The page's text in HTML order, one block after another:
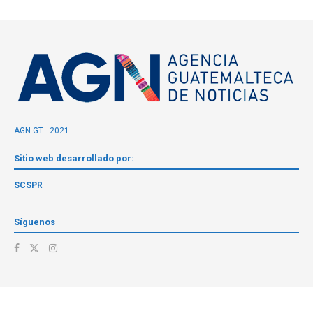
AGN.GT - 2021
Sitio web desarrollado por:
SCSPR
Síguenos